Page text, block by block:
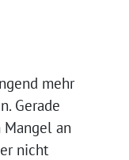
mehr
Gerade
an
nicht